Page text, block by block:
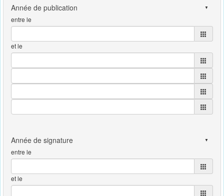
entre le
et le
entre le
et le